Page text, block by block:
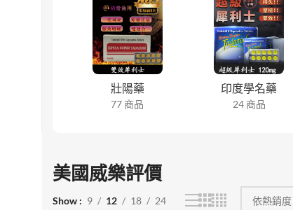
壯陽藥
77 商品
印度學名藥
24 商品
美國威樂評價
Show 9 12 18 24